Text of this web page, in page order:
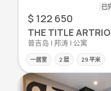
$ 122 650
THE TITLE ARTRIO
普吉岛 | 邦涛 | 公寓
一居室 2 层 29 平米